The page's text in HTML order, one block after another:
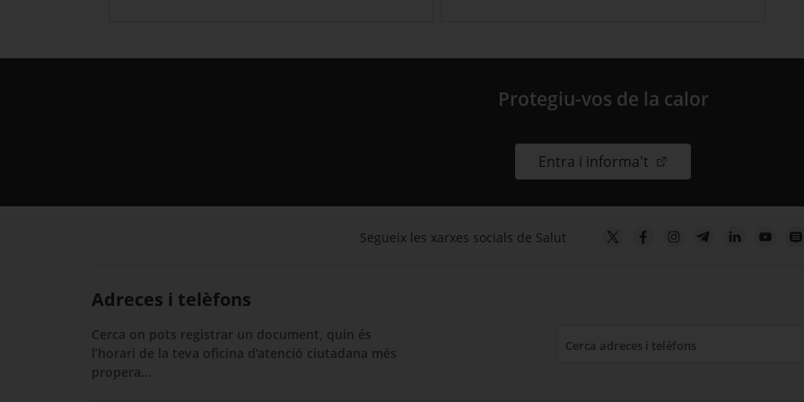
Protegiu-vos de la calor
Entra i informa't . Obre en una nova
Segueix les xarxes socials de Salut
Adreces i telèfons
Cerca on pots registrar un document, quin és
l’horari de la teva oficina d’atenció ciutadana més
propera…